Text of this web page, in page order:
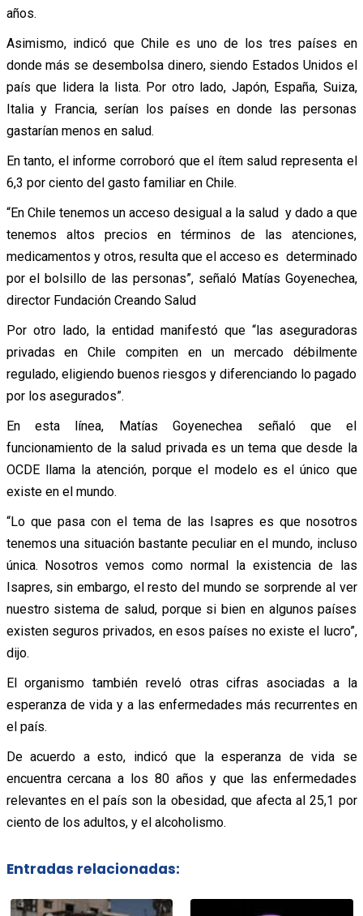
años.
Asimismo, indicó que Chile es uno de los tres países en
donde más se desembolsa dinero, siendo Estados Unidos el
país que lidera la lista. Por otro lado, Japón, España, Suiza,
Italia y Francia, serían los países en donde las personas
gastarían menos en salud.
En tanto, el informe corroboró que el ítem salud representa el
6,3 por ciento del gasto familiar en Chile.
“En Chile tenemos un acceso desigual a la salud y dado a que
tenemos altos precios en términos de las atenciones,
medicamentos y otros, resulta que el acceso es determinado
por el bolsillo de las personas”, señaló Matías Goyenechea,
director Fundación Creando Salud
Por otro lado, la entidad manifestó que “las aseguradoras
privadas en Chile compiten en un mercado débilmente
regulado, eligiendo buenos riesgos y diferenciando lo pagado
por los asegurados”.
En esta línea, Matías Goyenechea señaló que el
funcionamiento de la salud privada es un tema que desde la
OCDE llama la atención, porque el modelo es el único que
existe en el mundo.
“Lo que pasa con el tema de las Isapres es que nosotros
tenemos una situación bastante peculiar en el mundo, incluso
única. Nosotros vemos como normal la existencia de las
Isapres, sin embargo, el resto del mundo se sorprende al ver
nuestro sistema de salud, porque si bien en algunos países
existen seguros privados, en esos países no existe el lucro”,
dijo.
El organismo también reveló otras cifras asociadas a la
esperanza de vida y a las enfermedades más recurrentes en
el país.
De acuerdo a esto, indicó que la esperanza de vida se
encuentra cercana a los 80 años y que las enfermedades
relevantes en el país son la obesidad, que afecta al 25,1 por
ciento de los adultos, y el alcoholismo.
Entradas relacionadas: